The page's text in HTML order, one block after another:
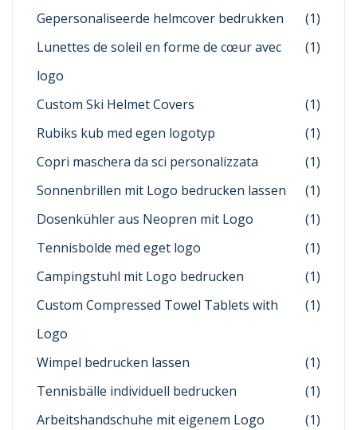
Gepersonaliseerde helmcover bedrukken
(1)
Lunettes de soleil en forme de cœur avec
logo
(1)
Custom Ski Helmet Covers
(1)
Rubiks kub med egen logotyp
(1)
Copri maschera da sci personalizzata
(1)
Sonnenbrillen mit Logo bedrucken lassen
(1)
Dosenkühler aus Neopren mit Logo
(1)
Tennisbolde med eget logo
(1)
Campingstuhl mit Logo bedrucken
(1)
Custom Compressed Towel Tablets with
Logo
(1)
Wimpel bedrucken lassen
(1)
Tennisbälle individuell bedrucken
(1)
Arbeitshandschuhe mit eigenem Logo
(1)